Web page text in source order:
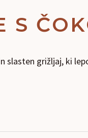
S
slasten grižljaj, ki